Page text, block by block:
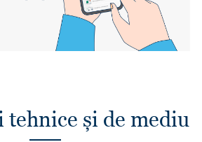
tehnice și de mediu